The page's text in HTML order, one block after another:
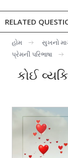
RELATED
હોમ સુખનો
પ્રેમની પરિભાષા
કોઈ